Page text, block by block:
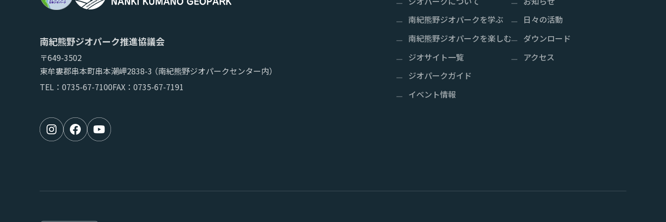
南紀熊野ジオパーク推進協議会
〒649-3502
東牟婁郡串本町串本潮岬2838-3 （南紀熊野ジオパークセンター内）
TEL： 0735-67-7100FAX：0735-67-7191
南紀熊野ジオパークを学ぶ
南紀熊野ジオパークを楽しむ
ジオサイト一覧
ジオパークガイド
イベント情報
日々の活動
ダウンロード
アクセス